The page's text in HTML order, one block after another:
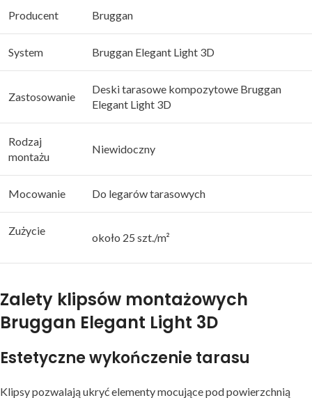
Producent Bruggan
System Bruggan Elegant Light 3D
Zastosowanie
Deski tarasowe kompozytowe Bruggan
Elegant Light 3D
Rodzaj
montażu
Niewidoczny
Mocowanie Do legarów tarasowych
Zużycie
około 25 szt./m²
Zalety klipsów montażowych
Bruggan Elegant Light 3D
Estetyczne wykończenie tarasu
Klipsy pozwalają ukryć elementy mocujące pod powierzchnią